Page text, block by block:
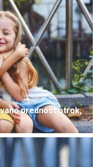
prednost otrok,